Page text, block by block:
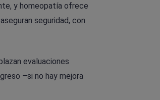
y homeopatía ofrece
seguridad, con
evaluaciones
–si no hay mejora